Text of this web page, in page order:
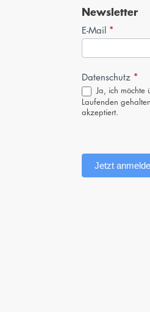
Newsletter
Newsletter-
Anmeldung
E-Mail *
Datenschutz *
Ja, ich möchte
Laufenden
akzeptiert.
Jetzt